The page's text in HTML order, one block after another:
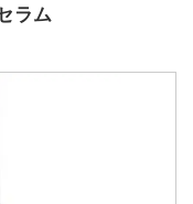
ラム